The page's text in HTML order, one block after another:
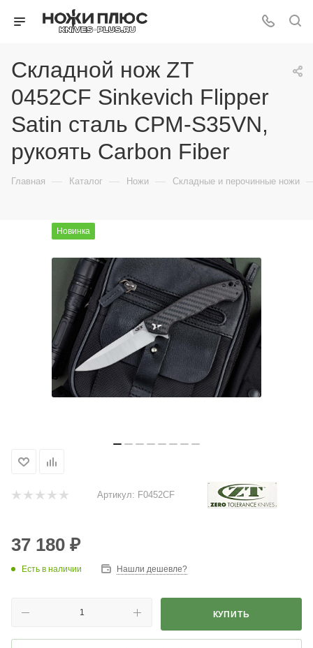
Складной нож ZT
0452CF Sinkevich Flipper
Satin сталь CPM-S35VN,
рукоять Carbon Fiber
Главная — Каталог — Ножи — Складные и перочинные ножи
Новинка
Артикул: F0452CF
37 180 ₽
Есть в наличии Нашли дешевле?
КУПИТЬ